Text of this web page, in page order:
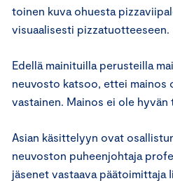
toinen kuva ohuesta
visuaalisesti pizzatuotteeseen.
Edellä mainituilla perusteilla
neuvosto katsoo, ettei mainos
vastainen. Mainos ei ole hyvän
Asian käsittelyyn ovat
neuvoston puheenjohtaja
jäsenet vastaava päätoimittaja